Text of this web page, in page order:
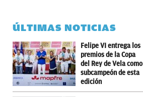
ÚLTIMAS NOTICIAS
Felipe VI entrega los
premios de la Copa
del Rey de Vela como
subcampeón de esta
edición